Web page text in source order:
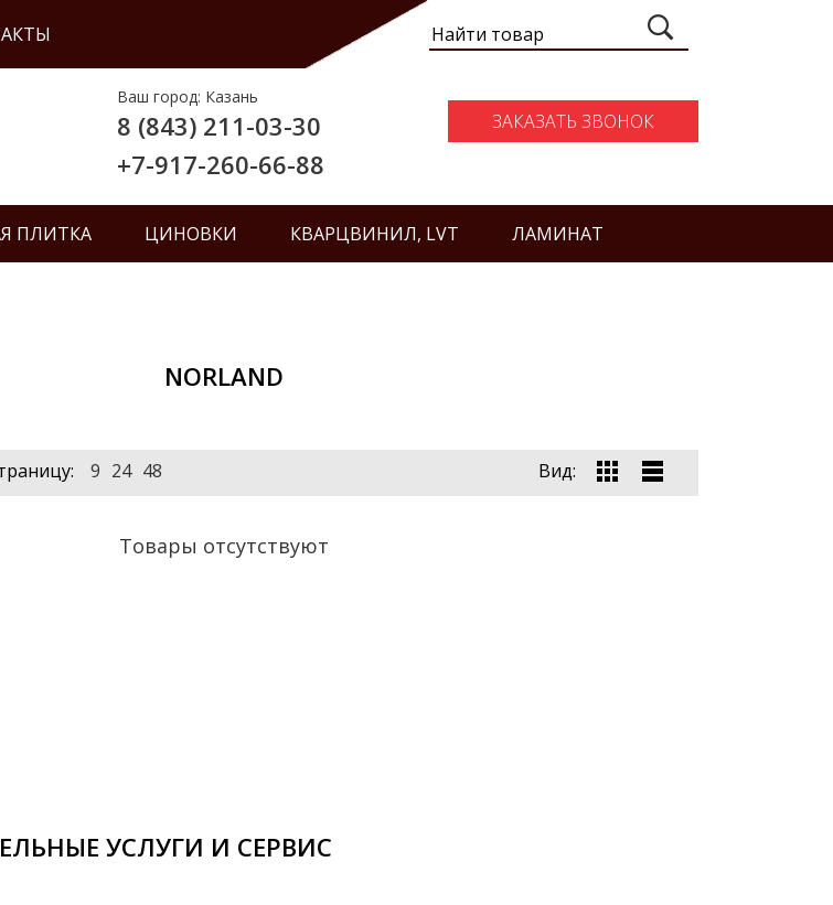
ЗАКАЗАТЬ ЗВОНОК
Ваш город: Казань
8 (843) 211-03-30
+7-917-260-66-88
ПЛИТКА ЦИНОВКИ КВАРЦВИНИЛ, LVT ЛАМИНАТ
NORLAND
9 24 48 Вид:
Товары отсутствуют
УСЛУГИ И СЕРВИС